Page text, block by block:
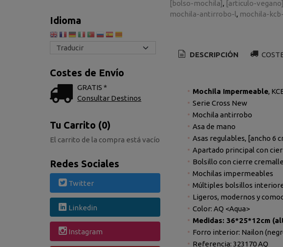
Idioma
Costes de Envío
GRATIS *
Consultar Destinos
Tu Carrito (0)
El carrito de la compra está vacío
Redes Sociales
Twitter
Linkedin
Instagram
[bolso-mochila]
[articulo-vegano]
mochila-antirrobo-l
mochila-
DESCRIPCIÓN
Mochila Impermeable,
Serie Cross New
Mochila antirrobo
Asa de mano
Asas regulables, [ancho 6
Apartado principal con
Bolsillo con cierre
Mochilas impermeables
Múltiples bolsillos
Ligeros, modernos y
Color: AQ <Aqua>
Medidas: 36*25*12cm
Forro interior: Nailon
Referencia: 323170 AQ